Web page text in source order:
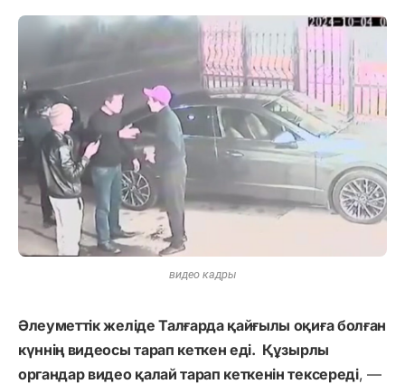
видео кадры
Әлеуметтік желіде Талғарда қайғылы оқиға болған
күннің видеосы тарап кеткен еді. Құзырлы
органдар видео қалай тарап кеткенін тексереді, —